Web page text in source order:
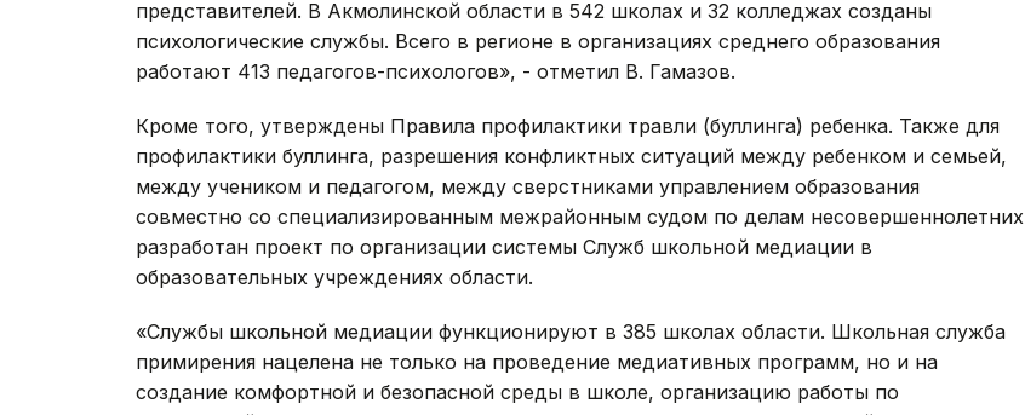
представителей. В Акмолинской области в 542 школах и 32 колледжах созданы
психологические службы. Всего в регионе в организациях среднего образования
работают 413 педагогов-психологов», - отметил В. Гамазов.
Кроме того, утверждены Правила профилактики травли (буллинга) ребенка. Также для
профилактики буллинга, разрешения конфликтных ситуаций между ребенком и семьей,
между учеником и педагогом, между сверстниками управлением образования
совместно со специализированным межрайонным судом по делам несовершеннолетних
разработан проект по организации системы Служб школьной медиации в
образовательных учреждениях области.
«Службы школьной медиации функционируют в 385 школах области. Школьная служба
примирения нацелена не только на проведение медиативных программ, но и на
создание комфортной и безопасной среды в школе, организацию работы по